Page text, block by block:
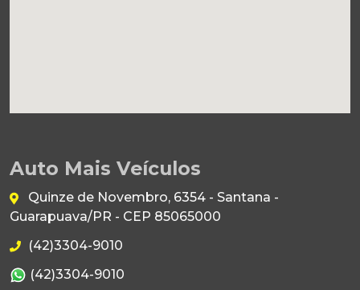
Auto Mais Veículos
Quinze de Novembro, 6354 - Santana -
Guarapuava/PR - CEP 85065000
(42)3304-9010
(42)3304-9010